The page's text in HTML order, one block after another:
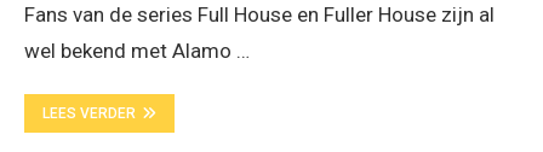
Fans van de series Full House en Fuller House zijn al
wel bekend met Alamo …
LEES VERDER